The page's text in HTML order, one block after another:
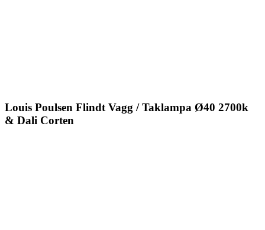
Louis Poulsen Flindt Vagg / Taklampa Ø40 2700k
& Dali Corten